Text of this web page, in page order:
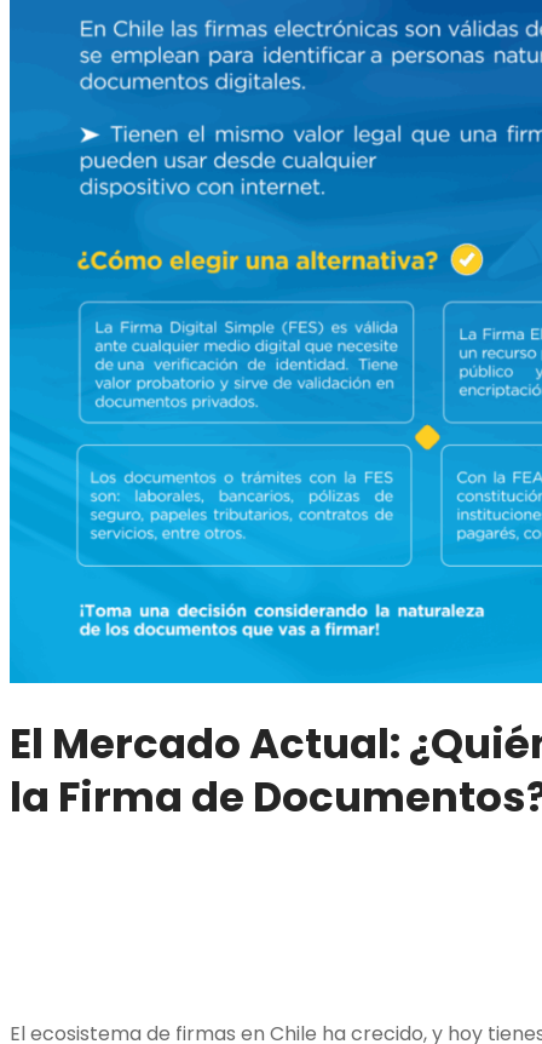
El Mercado Actual:
la Firma de
El ecosistema de firmas en Chile ha crecido, y hoy